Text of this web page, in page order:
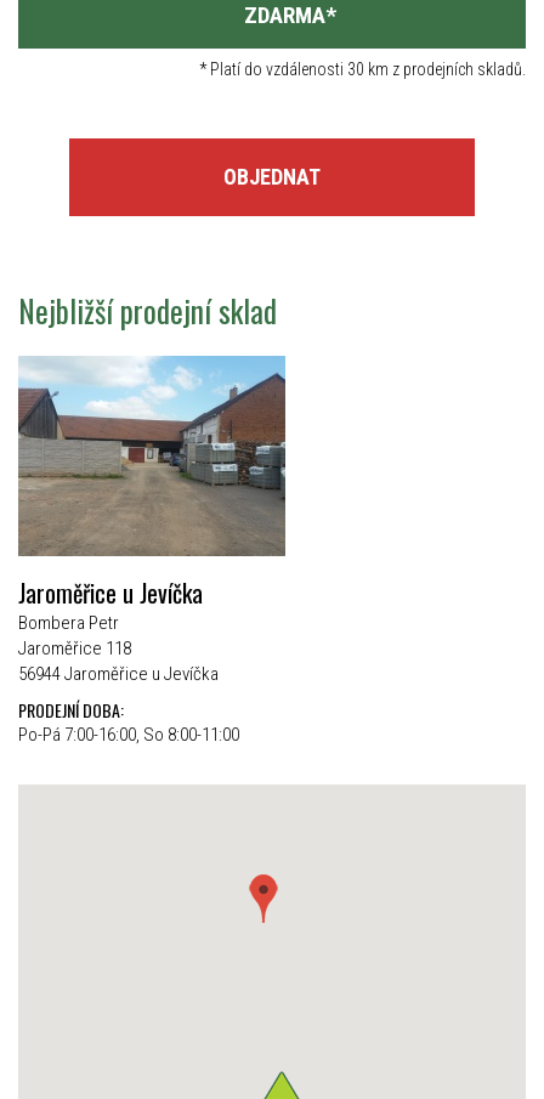
ZDARMA*
*Platí do vzdálenosti 30 km z prodejních skladů.
OBJEDNAT
Nejbližší prodejní sklad
Jaroměřice u Jevíčka
Bombera Petr
Jaroměřice 118
56944 Jaroměřice u Jevíčka
PRODEJNÍ DOBA:
Po-Pá 7:00-16:00, So 8:00-11:00